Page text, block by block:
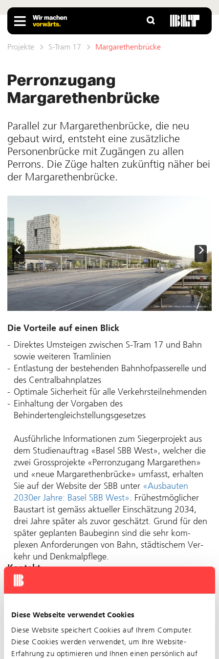
Diese Webseite verwendet Cookies
Diese Website speichert Cookies auf Ihrem Computer.
Diese Cookies werden verwendet, um Ihre Website-
Erfahrung zu optimieren und Ihnen einen persönlich auf
Projekte S-Tram 17 Margarethenbrücke
Perronzugang
Margarethenbrücke
Parallel zur Margarethenbrücke, die neu
gebaut wird, entsteht eine zu­sätzliche
Personenbrücke mit Zu­gängen zu allen
Perrons. Die Züge halten zukünftig näher bei
der Mar­garethen­brücke.
Next
Die Vorteile auf einen Blick
Direktes Umsteigen zwischen S-Tram 17 und Bahn
sowie weiteren Tramlinien
Entlastung der bestehenden Bahnhofpasserelle und
des Centralbahnplatzes
Optimale Sicherheit für alle Verkehrsteilnehmenden
Einhaltung der Vorgaben des
Behindertengleichstellungsgesetzes
Ausführliche Infor­ma­tionen zum Sieger­projekt aus
dem Studienauftrag «Basel SBB West», welcher die
zwei Grossprojekte «Perronzugang Marga­rethen»
und «neue Marga­rethen­brücke» umfasst, erhal­ten
Sie auf der Website der SBB unter «Aus­bauten
2030er Jahre: Basel SBB West». Frühest­möglicher
Bau­start ist gemäss aktu­eller Ein­schätzung 2034,
drei Jahre später als zuvor geschätzt. Grund für den
später ge­plan­ten Bau­beginn sind die sehr kom­
plexen An­for­der­un­gen von Bahn, städt­ischem Ver­
kehr und Denk­mal­pflege.
Kontakt
Kontaktieren Sie uns unter:
stram17[at]blt.ch
Videos
🎬Einfach erklärt
🎬Kurz erklärt